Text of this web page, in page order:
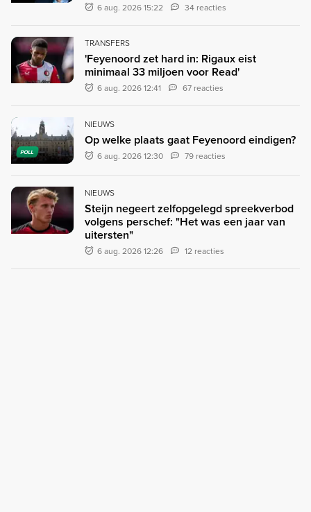
6 aug. 2026 15:22 34 reacties
TRANSFERS
'Feyenoord zet hard in: Rigaux eist
minimaal 33 miljoen voor Read'
6 aug. 2026 12:41 67 reacties
POLL
NIEUWS
Op welke plaats gaat Feyenoord eindigen?
6 aug. 2026 12:30 79 reacties
NIEUWS
Steijn negeert zelfopgelegd spreekverbod
volgens perschef: "Het was een jaar van
uitersten"
6 aug. 2026 12:26 12 reacties